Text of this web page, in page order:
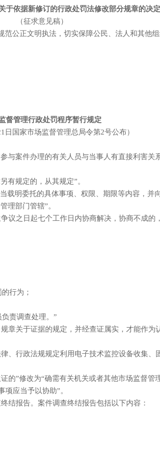
于依据新修订的行政处罚法修改部分规章的决定
（征求意见稿）
正文明执法，切实保障公民、法人和其他
督管理行政处罚程序暂行规定
日国家市场监督管理总局令第2号公布）
案件办理的有关人员与当事人有直接利害关
规定的，从其规定”。
明委托的具体事项、权限、期限等内容，并
理部门管辖”。
之日起七个工作日内协商解决，协商不成的
行为；
责调查处理。”
关于证据的规定，并经查证属实，才能作为
行政法规规定利用电子技术监控设备收集、
”修改为“确需有关机关或者其他市场监督管
应当予以协助”。
报告。案件调查终结报告包括以下内容：